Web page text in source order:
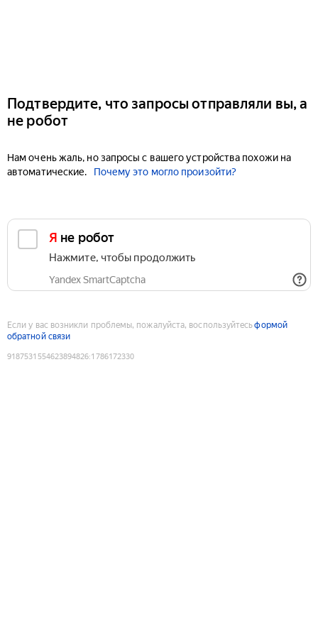
Подтвердите, что запросы отправляли вы, а
не робот
Нам очень жаль, но запросы с вашего устройства похожи на
автоматические.
Почему это могло произойти?
Я не робот
Нажмите, чтобы продолжить
Yandex SmartCaptcha
Если у вас возникли проблемы, пожалуйста, воспользуйтесьформой
обратной связи
9187531554623894826:1786172330